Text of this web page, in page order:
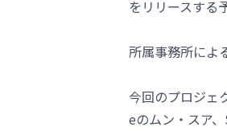
をリリースする
所属事務所によ
今回のプロジェ
eのムン・スア